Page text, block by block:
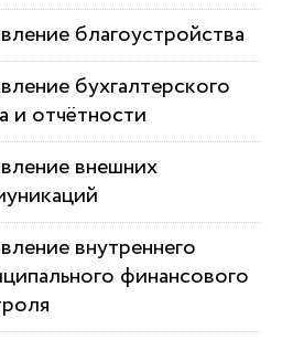
благоустройства
бухгалтерского
и отчётности
внешних
внутреннего
финансового